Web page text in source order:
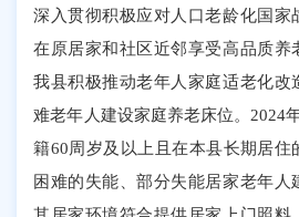
深入贯彻积极应对人口老龄化国家
在原居家和社区近邻享受高品质养
我县积极推动老年人家庭适老化改
难老年人建设家庭养老床位。2024
籍60周岁及以上且在本县长期居住
困难的失能、部分失能居家老年人